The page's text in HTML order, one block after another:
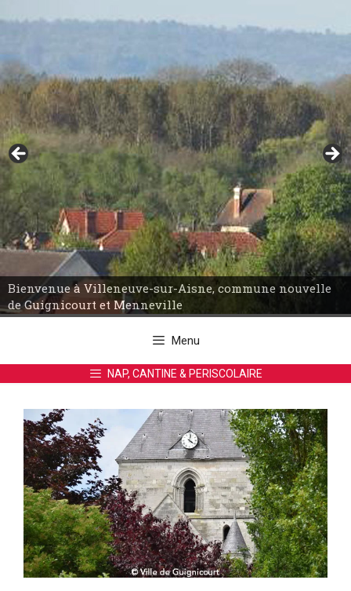
au
Bienvenue à Villeneuve-sur-Aisne, commune nouvelle
de Guignicourt et Menneville
Menu
NAP, CANTINE & PERISCOLAIRE